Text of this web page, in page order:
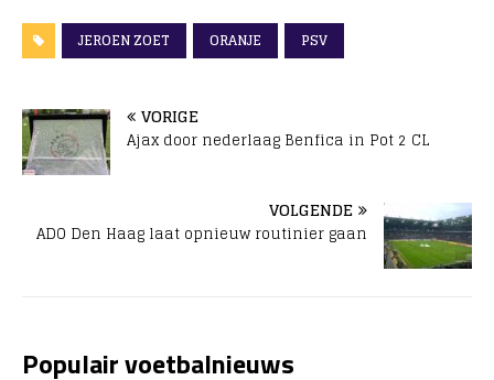
JEROEN ZOET ORANJE PSV
VORIGE
Ajax door nederlaag Benfica in Pot 2 CL
VOLGENDE
ADO Den Haag laat opnieuw routinier gaan
Populair voetbalnieuws